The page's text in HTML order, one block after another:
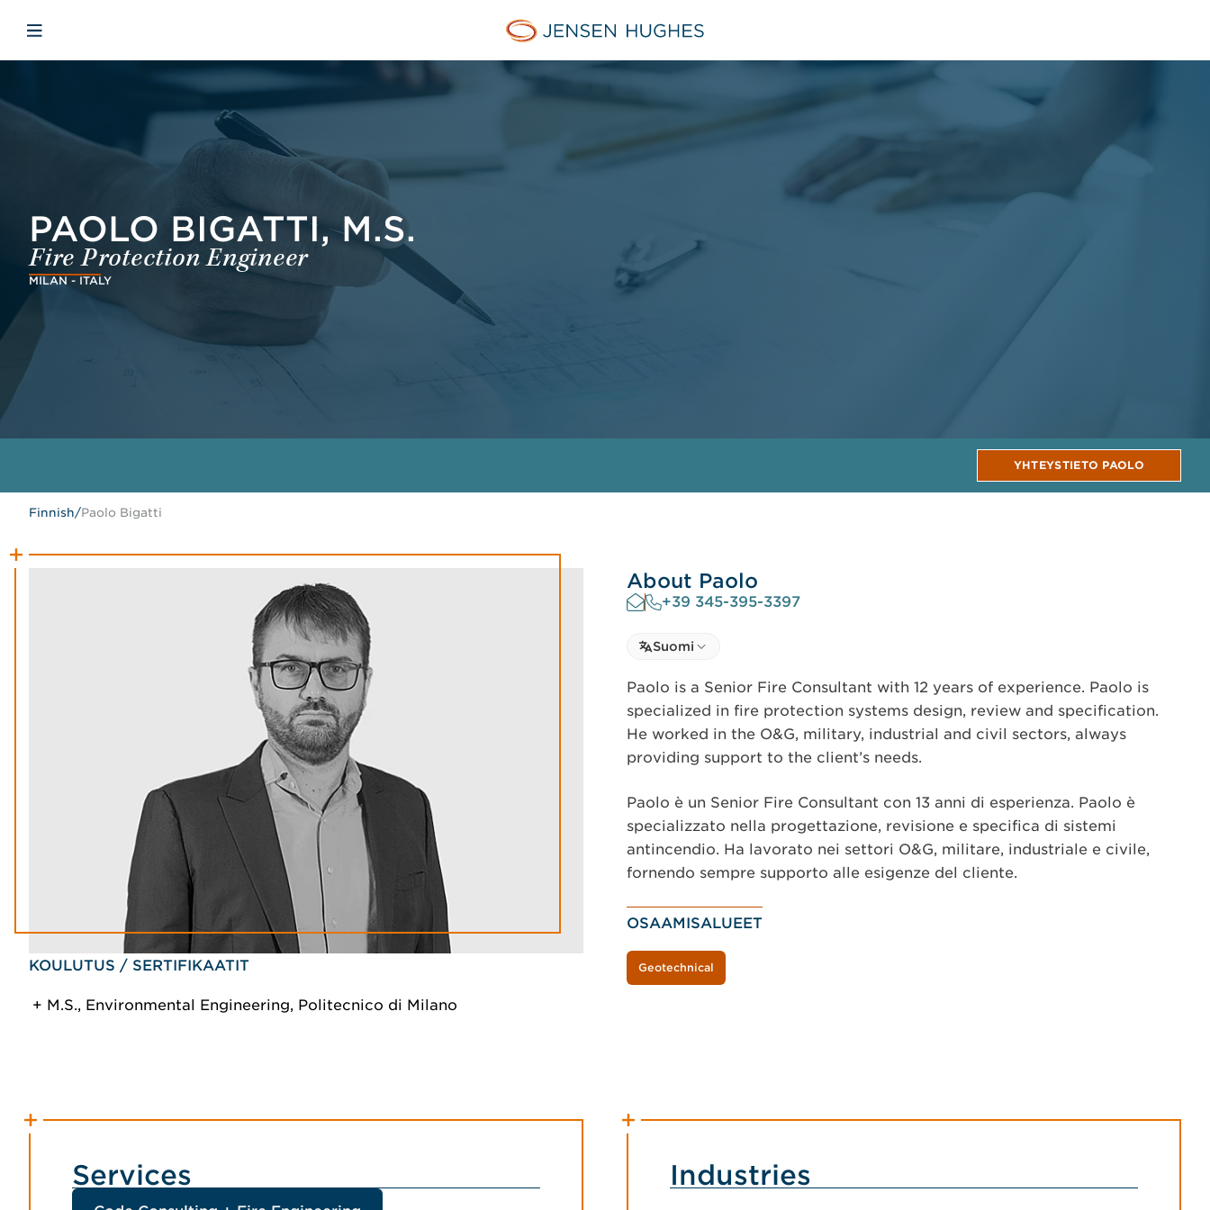
Jensen Hughes Finnish
Avaa mobiilinavigaatio
PAOLO BIGATTI, M.S.
Fire Protection Engineer
MILAN - ITALY
YHTEYSTIETO PAOLO
Finnish/Paolo Bigatti
KOULUTUS / SERTIFIKAATIT
M.S., Environmental Engineering, Politecnico di Milano
About Paolo
+39 345-395-3397
Select language
Select Language
Suomi
Paolo is a Senior Fire Consultant with 12 years of experience. Paolo is
specialized in fire protection systems design, review and specification.
He worked in the O&G, military, industrial and civil sectors, always
providing support to the client’s needs.
Paolo è un Senior Fire Consultant con 13 anni di esperienza. Paolo è
specializzato nella progettazione, revisione e specifica di sistemi
antincendio. Ha lavorato nei settori O&G, militare, industriale e civile,
fornendo sempre supporto alle esigenze del cliente.
OSAAMISALUEET
Geotechnical
Services Industries